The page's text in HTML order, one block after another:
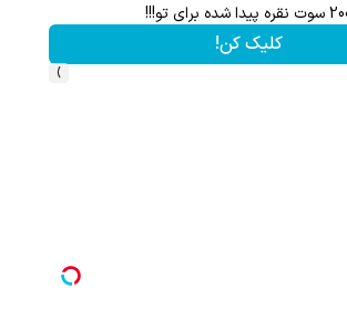
پیدا شده برای تو!!!
کلیک کن!
›